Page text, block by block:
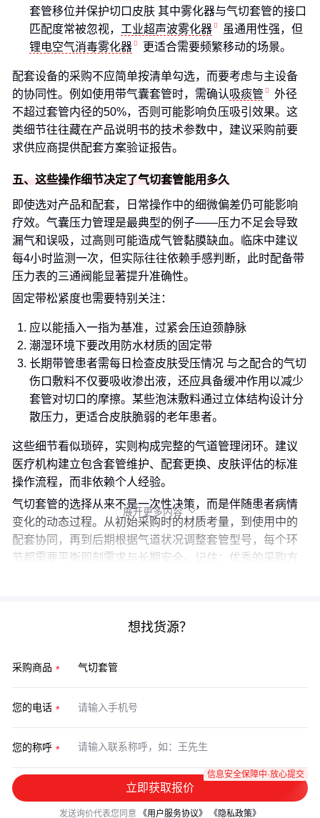
套管移位并保护切口皮肤 其中雾化器与气切套管的接口
匹配度常被忽视， 工业超声波雾化器
虽通用性强，但
锂电空气消毒雾化器
更适合需要频繁移动的场景。
配套设备的采购不应简单按清单勾选，而要考虑与主设备
的协同性。例如使用带气囊套管时，需确认吸痰管
外径
不超过套管内径的50%，否则可能影响负压吸引效果。这
类细节往往藏在产品说明书的技术参数中，建议采购前要
求供应商提供配套方案验证报告。
五、这些操作细节决定了气切套管能用多久
即使选对产品和配套，日常操作中的细微偏差仍可能影响
疗效。气囊压力管理是最典型的例子——压力不足会导致
漏气和误吸，过高则可能造成气管黏膜缺血。临床中建议
每4小时监测一次，但实际往往依赖手感判断，此时配备带
压力表的三通阀能显著提升准确性。
固定带松紧度也需要特别关注：
应以能插入一指为基准，过紧会压迫颈静脉
潮湿环境下要改用防水材质的固定带
长期带管患者需每日检查皮肤受压情况 与之配合的气切
伤口敷料不仅要吸收渗出液，还应具备缓冲作用以减少
套管对切口的摩擦。某些泡沫敷料通过立体结构设计分
散压力，更适合皮肤脆弱的老年患者。
这些细节看似琐碎，实则构成完整的气道管理闭环。建议
医疗机构建立包含套管维护、配套更换、皮肤评估的标准
操作流程，而非依赖个人经验。
气切套管的选择从来不是一次性决策，而是伴随患者病情
变化的动态过程。从初始采购时的材质考量，到使用中的
配套协同，再到后期根据气道状况调整套管型号，每个环
节都需要平衡即刻需求与长期安全。记住：优秀的采购方
展开更多内容 
想找货源？
采购商品
您的电话
您的称呼
立即获取报价
信息安全保障中·放心提交
发送询价代表您同意 《用户服务协议》 《隐私政策》